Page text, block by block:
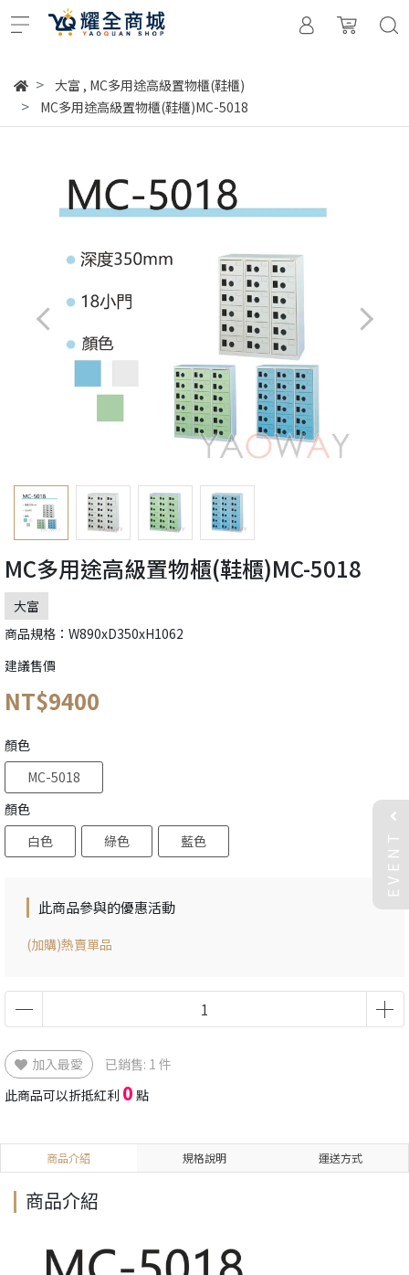
大富 , MC多用途高級置物櫃(鞋櫃)
MC多用途高級置物櫃(鞋櫃)MC-5018
MC多用途高級置物櫃(鞋櫃)MC-5018
大富
商品規格：W890xD350xH1062
建議售價
NT$9400
顏色
MC-5018
顏色
白色
綠色 藍色
此商品參與的優惠活動
(加購)熱賣單品
加入最愛
已銷售: 1 件
此商品可以折抵紅利 0 點
商品介紹 規格說明 運送方式
商品介紹
EVENT